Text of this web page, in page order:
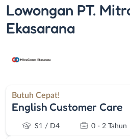
Lowongan PT.
Ekasarana
Butuh Cepat!
English Customer Care
S1 / D4 0 - 2 Tahun